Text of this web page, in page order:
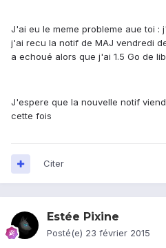
J'ai eu le meme probleme aue toi :
j'ai recu la notif de MAJ vendredi
a echoué alors que j'ai 1.5 Go de
J'espere que la nouvelle notif
cette fois
Citer
Estée Pixine
Posté(e) 23 février 2015